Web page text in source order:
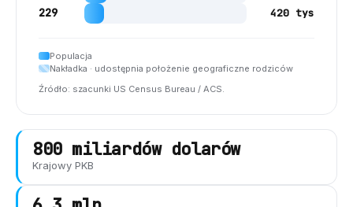
229 420 tys
Populacja
Nakładka · udostępnia położenie geograficzne rodziców
Źródło: szacunki US Census Bureau / ACS.
800 miliardów dolarów
Krajowy PKB